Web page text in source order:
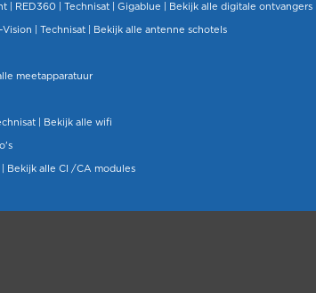
| RED360 | Technisat Gigablue Bekijk alle digitale ontvangers
Vision Technisat Bekijk alle antenne schotels
meetapparatuur
Bekijk alle wifi
Bekijk alle CI /CA modules